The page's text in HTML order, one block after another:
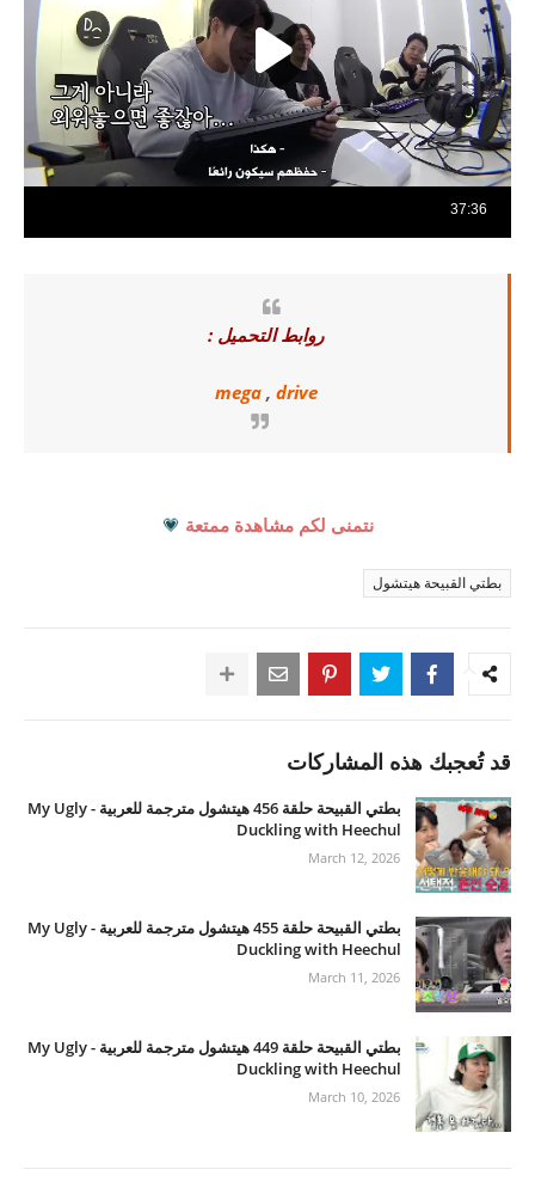
روابط التحميل :
mega, drive
نتمنى لكم مشاهدة ممتعة 💗
بطتي القبيحة هيتشول
قد تُعجبك هذه المشاركات
بطتي القبيحة حلقة 456 هيتشول مترجمة للعربية - My Ugly
Duckling with Heechul
March 12, 2026
بطتي القبيحة حلقة 455 هيتشول مترجمة للعربية - My Ugly
Duckling with Heechul
March 11, 2026
بطتي القبيحة حلقة 449 هيتشول مترجمة للعربية - My Ugly
Duckling with Heechul
March 10, 2026